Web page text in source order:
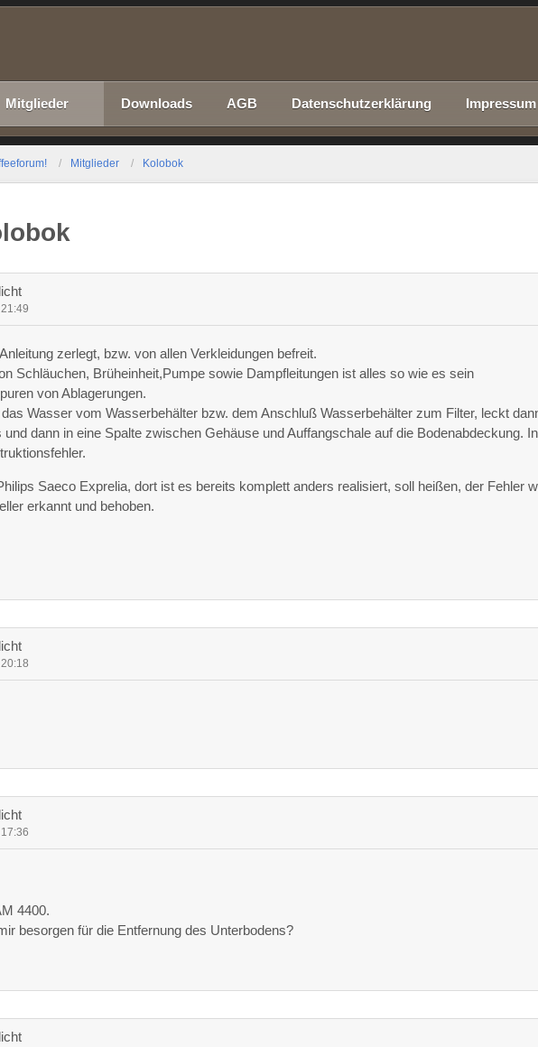
Mitglieder Downloads AGB Datenschutzerklärung Impressum
Mitglieder Kolobok
zerlegt, bzw. von allen Verkleidungen befreit.
Schläuchen, Brüheinheit,Pumpe sowie Dampfleitungen ist alles so wie es sein
von Ablagerungen.
Wasser vom Wasserbehälter bzw. dem Anschluß Wasserbehälter zum Filter, leckt
dann in eine Spalte zwischen Gehäuse und Auffangschale auf die Bodenabdeckung.
Saeco Exprelia, dort ist es bereits komplett anders realisiert, soll heißen, der Fehler
erkannt und behoben.
4400.
besorgen für die Entfernung des Unterbodens?